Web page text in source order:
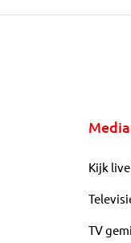
Media
Kijk
TV